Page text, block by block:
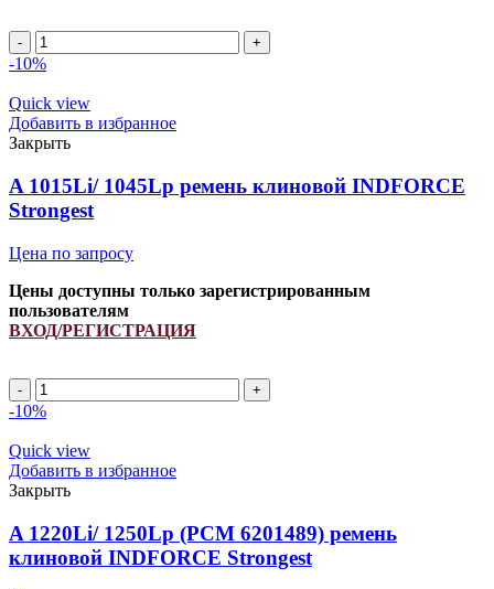
A
2090Li/
ремень
клиновой
INDFORCE
Strongest
quantity
-10%
Quick view
Добавить в избранное
Закрыть
A 1015Li/ 1045Lp ремень клиновой INDFORCE
Strongest
Цена по запросу
Цены доступны только зарегистрированным
пользователям
ВХОД/РЕГИСТРАЦИЯ
A
1015Li/
ремень
клиновой
INDFORCE
Strongest
quantity
-10%
Quick view
Добавить в избранное
Закрыть
A 1220Li/ 1250Lp (РСМ 6201489) ремень
клиновой INDFORCE Strongest